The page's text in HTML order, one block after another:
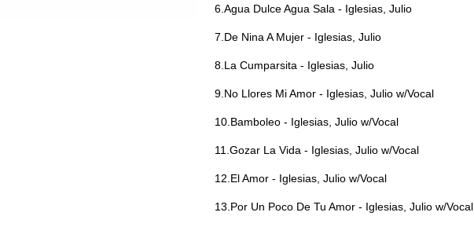
6.Agua Dulce Agua Sala - Iglesias, Julio
7.De Nina A Mujer - Iglesias, Julio
8.La Cumparsita - Iglesias, Julio
9.No Llores Mi Amor - Iglesias, Julio w/Vocal
10.Bamboleo - Iglesias, Julio w/Vocal
11.Gozar La Vida - Iglesias, Julio w/Vocal
12.El Amor - Iglesias, Julio w/Vocal
13.Por Un Poco De Tu Amor - Iglesias, Julio w/Vocal